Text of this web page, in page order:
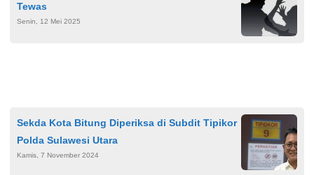
Tewas
Senin, 12 Mei 2025
Sekda Kota Bitung Diperiksa di Subdit Tipikor
Polda Sulawesi Utara
Kamis, 7 November 2024